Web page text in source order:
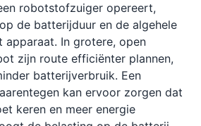
robotstofzuiger opereert,
de batterijduur en de algehele
apparaat. In grotere, open
zijn route efficiënter plannen,
batterijverbruik. Een
kan ervoor zorgen dat
keren en meer energie